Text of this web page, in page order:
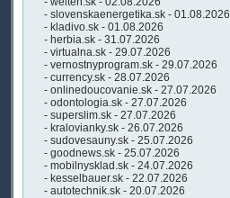
- slovenskaenergetika.sk - 01.08.2026
- kladivo.sk - 01.08.2026
- herbia.sk - 31.07.2026
- virtualna.sk - 29.07.2026
- vernostnyprogram.sk - 29.07.2026
- currency.sk - 28.07.2026
- onlinedoucovanie.sk - 27.07.2026
- odontologia.sk - 27.07.2026
- superslim.sk - 27.07.2026
- kralovianky.sk - 26.07.2026
- sudovesauny.sk - 25.07.2026
- goodnews.sk - 25.07.2026
- mobilnysklad.sk - 24.07.2026
- kesselbauer.sk - 22.07.2026
- autotechnik.sk - 20.07.2026